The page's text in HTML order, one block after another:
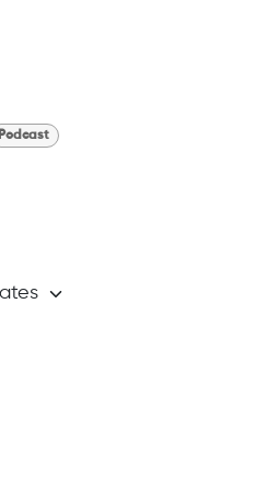
Podcast